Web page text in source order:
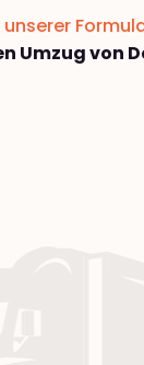
unserer
Umzug von